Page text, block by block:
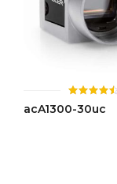
ให้
คะแนน
acA1300-30uc